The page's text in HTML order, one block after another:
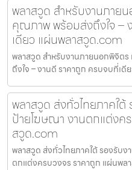
พลาสวูด สำหรับงานภาย
คุณภาพ พร้อมส่งถึงใจ –
เดียว แผ่นพลาสวูด.com
พลาสวูด สำหรับงานภายนอกพิจิต
ถึงใจ – งานดี ราคาถูก ครบจบที่เ
พลาสวูด ส่งทั่วไทยภาคใต้
ป้ายโฆษณา งานตกแต่งค
สวูด.com
พลาสวูด ส่งทั่วไทยภาคใต้ รองรับง
ตกแต่งครบวงจร ราคาถูก แผ่นพ